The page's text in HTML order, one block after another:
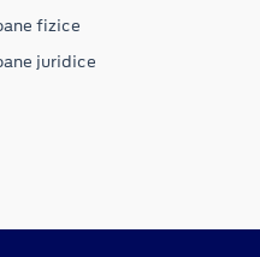
fizice
juridice